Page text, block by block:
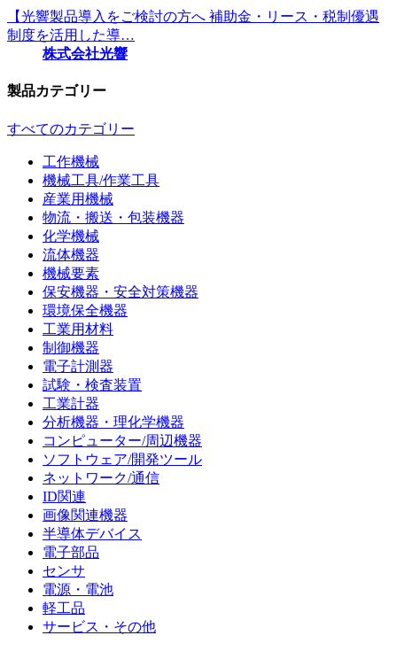
【光響製品導入をご検討の方へ 補助金・リース・税制優遇
制度を活用した導…
株式会社光響
製品カテゴリー
すべてのカテゴリー
工作機械
機械工具/作業工具
産業用機械
物流・搬送・包装機器
化学機械
流体機器
機械要素
保安機器・安全対策機器
環境保全機器
工業用材料
制御機器
電子計測器
試験・検査装置
工業計器
分析機器・理化学機器
コンピューター/周辺機器
ソフトウェア/開発ツール
ネットワーク/通信
ID関連
画像関連機器
半導体デバイス
電子部品
センサ
電源・電池
軽工品
サービス・その他